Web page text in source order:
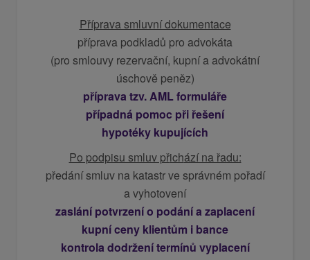
Příprava smluvní dokumentace
příprava podkladů pro advokáta
(pro smlouvy rezervační, kupní a advokátní
úschově peněz)
příprava tzv. AML formuláře
případná pomoc při řešení
hypotéky kupujících
Po podpisu smluv přichází na řadu:
předání smluv na katastr ve správném pořadí
a vyhotovení
zaslání potvrzení o podání a zaplacení
kupní ceny klientům i bance
kontrola dodržení termínů vyplacení